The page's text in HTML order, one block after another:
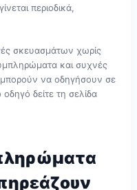
περιοδικά,
σκευασμάτων χωρίς
και συχνές
να οδηγήσουν σε
δείτε τη σελίδα